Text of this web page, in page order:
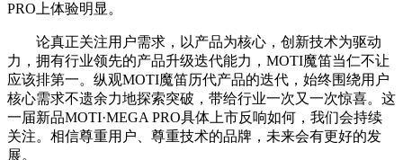
PRO上体验明显。
论真正关注用户需求，以产品为核心，创新技术为驱动
力，拥有行业领先的产品升级迭代能力，MOTI魔笛当仁不让
应该排第一。纵观MOTI魔笛历代产品的迭代，始终围绕用户
核心需求不遗余力地探索突破，带给行业一次又一次惊喜。这
一届新品MOTI·MEGA PRO具体上市反响如何，我们会持续
关注。相信尊重用户、尊重技术的品牌，未来会有更好的发
展。